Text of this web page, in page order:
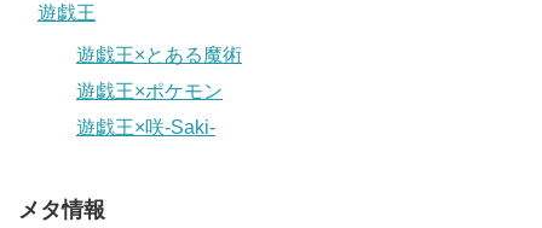
遊戯王
遊戯王×とある魔術
遊戯王×ポケモン
遊戯王×咲-Saki-
メタ情報